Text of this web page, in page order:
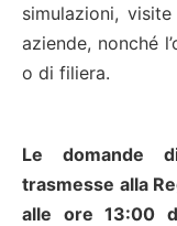
simulazioni,
aziende, nonché
o di filiera.
Le domande
trasmesse alla
alle ore 13:00